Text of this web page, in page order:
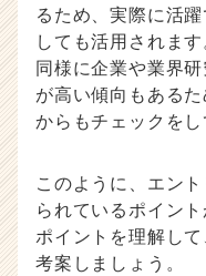
るため、実際に活
しても活用されます
同様に企業や業界
が高い傾向もある
からもチェックをし
このように、エン
られているポイン
ポイントを理解し
考案しましょう。